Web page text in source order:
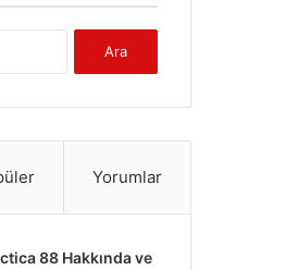
Yorumlar
88 Hakkında ve